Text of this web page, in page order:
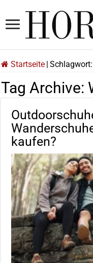
Startseite
Tag Archive:
kaufen?